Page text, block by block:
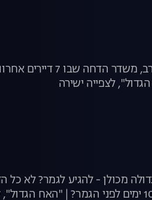
שבוע הגמר מתחיל ובסופו כולנו נגלה
לצפייה ישירה
מכולן - להגיע לגמר? לא כל